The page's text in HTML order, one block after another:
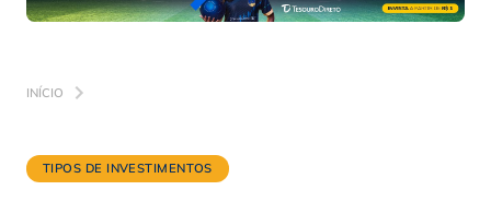
INÍCIO
TIPOS DE INVESTIMENTOS